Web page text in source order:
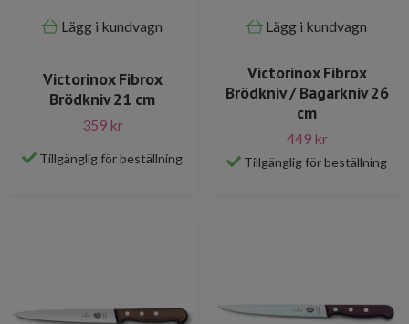
Lägg i kundvagn
Victorinox Fibrox
Brödkniv 21 cm
359 kr
Tillgänglig för beställning
Lägg i kundvagn
Victorinox Fibrox
Brödkniv / Bagarkniv 26
cm
449 kr
Tillgänglig för beställning